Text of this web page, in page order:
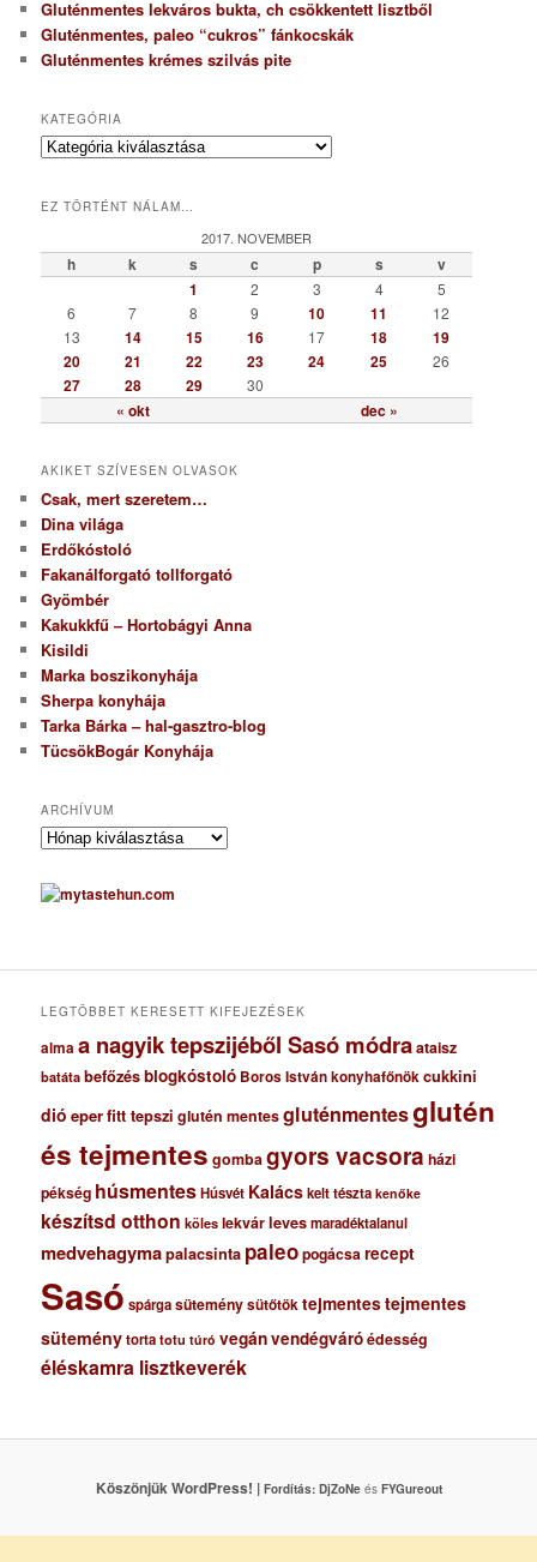
Gluténmentes lekváros bukta, ch csökkentett lisztből
Gluténmentes, paleo “cukros” fánkocskák
Gluténmentes krémes szilvás pite
KATEGÓRIA
K
e
ó
r
EZ TÖRTÉNT NÁLAM…
2017. NOVEMBER
h k s c p s v
« okt dec »
1 2 3 4
5
6
7 8 9 10 11
12
13
14 15 16 17 18
19
20
21 22 23 24 25 26
27 28 29 30
AKIKET SZÍVESEN OLVASOK
Csak, mert szeretem…
Dina világa
Erdőkóstoló
Fakanálforgató tollforgató
Gyömbér
Kakukkfű – Hortobágyi Anna
Kisildi
Marka boszikonyhája
Sherpa konyhája
Tarka Bárka – hal-gasztro-blog
TücsökBogár Konyhája
ARCHÍVUM
A
c
h
u
LEGTÖBBET KERESETT KIFEJEZÉSEK
almaa nagyik tepszijéből Sasó módraataisz
batáta befőzésblogkóstoló Boros István konyhafőnökcukkini
dió eperfitt tepszi glutén mentesgluténmentesglutén
és tejmentes gombagyors vacsora házi
pékség húsmentesHúsvét Kalácskelt tészta kenőke
készítsd otthon köles lekvárlevesmaradéktalanul
medvehagymapalacsinta paleopogácsarecept
Sasó spárgasüteménysütőtöktejmentestejmentes
süteménytorta totu túró vegánvendégváróédesség
éléskamra lisztkeverék
Köszönjük WordPress! | Fordítás: DjZoNeés FYGureout